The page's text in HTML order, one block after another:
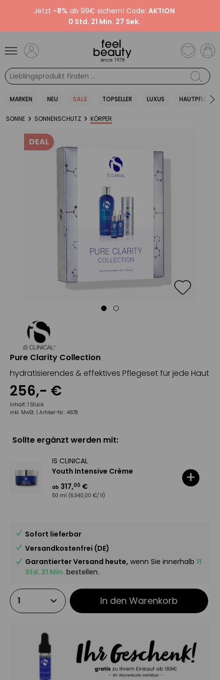
Jetzt -8% ab 99€ sichern! Code:AKTION
0 Std. 21 Min. 27 Sek.
MARKEN NEU SALE TOPSELLER LUXUS HAUTPFLEGE
SONNE SONNENSCHUTZ KÖRPER
DEAL
Pure Clarity Collection
hydratisierendes & effektives Pflegeset für jede Haut
256,- €
Inhalt: 1 Stück
inkl. MwSt. | Artikel-Nr.: 4678
Sollte ergänzt werden mit:
IS CLINICAL
Youth Intensive Crème
ab 317,00 €
50 ml (6.340,00 €/ 1l)
+
Sofort lieferbar
Versandkostenfrei (DE)
Garantierter Versand heute, wenn Sie innerhalb 11
Std. 21 Min. bestellen.
In den Warenkorb